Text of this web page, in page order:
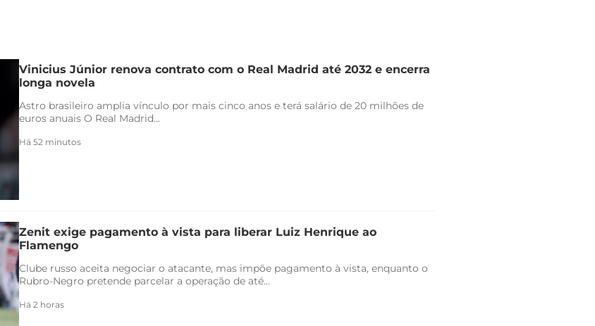
Vinicius Júnior renova contrato com o Real Madrid até 2032 e encerra
longa novela
Astro brasileiro amplia vínculo por mais cinco anos e terá salário de 20 milhões de
euros anuais O Real Madrid...
Há 52 minutos
Zenit exige pagamento à vista para liberar Luiz Henrique ao
Flamengo
Clube russo aceita negociar o atacante, mas impõe pagamento à vista, enquanto o
Rubro-Negro pretende parcelar a operação de até...
Há 2 horas